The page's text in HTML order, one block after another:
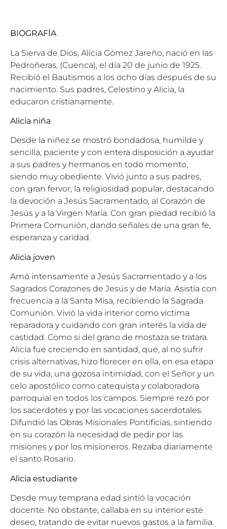
BIOGRAFÍA
La Sierva de Dios, Alicia Gómez Jareño, nació en las
Pedroñeras, (Cuenca), el día 20 de junio de 1925.
Recibió el Bautismos a los ocho días después de su
nacimiento. Sus padres, Celestino y Alicia, la
educaron cristianamente.
Alicia niña
Desde la niñez se mostró bondadosa, humilde y
sencilla, paciente y con entera disposición a ayudar
a sus padres y hermanos en todo momento,
siendo muy obediente. Vivió junto a sus padres,
con gran fervor, la religiosidad popular, destacando
la devoción a Jesús Sacramentado, al Corazón de
Jesús y a la Virgen María. Con gran piedad recibió la
Primera Comunión, dando señales de una gran fe,
esperanza y caridad.
Alicia joven
Amó intensamente a Jesús Sacramentado y a los
Sagrados Corazones de Jesús y de María. Asistía con
frecuencia a la Santa Misa, recibiendo la Sagrada
Comunión. Vivió la vida interior como víctima
reparadora y cuidando con gran interés la vida de
castidad. Como si del grano de mostaza se tratara.
Alicia fue creciendo en santidad, que, al no sufrir
crisis alternativas, hizo florecer en ella, en esa etapa
de su vida, una gozosa intimidad, con el Señor y un
celo apostólico como catequista y colaboradora
parroquial en todos los campos. Siempre rezó por
los sacerdotes y por las vocaciones sacerdotales.
Difundió las Obras Misionales Pontificias, sintiendo
en su corazón la necesidad de pedir por las
misiones y por los misioneros. Rezaba diariamente
el santo Rosario.
Alicia estudiante
Desde muy temprana edad sintió la vocación
docente. No obstante, callaba en su interior este
deseo, tratando de evitar nuevos gastos a la familia.